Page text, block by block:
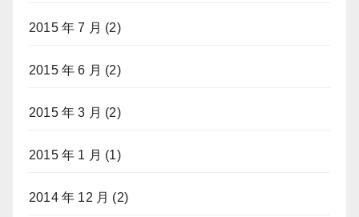
2015 年 7 月 (2)
2015 年 6 月 (2)
2015 年 3 月 (2)
2015 年 1 月 (1)
2014 年 12 月 (2)